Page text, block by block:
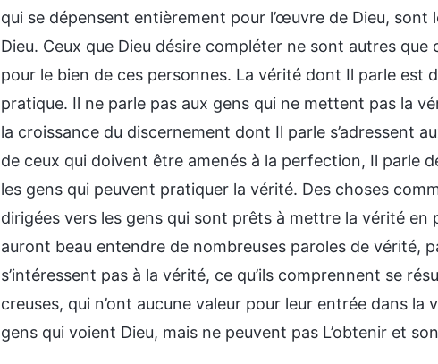
qui se dépensent entièrement pour l’œuvre de Dieu,
Dieu. Ceux que Dieu désire compléter ne sont autres
pour le bien de ces personnes. La vérité dont Il parle est
pratique. Il ne parle pas aux gens qui ne mettent pas la
la croissance du discernement dont Il parle s’adressent
de ceux qui doivent être amenés à la perfection, Il parle
les gens qui peuvent pratiquer la vérité. Des choses
dirigées vers les gens qui sont prêts à mettre la vérité
auront beau entendre de nombreuses paroles de vérité,
s’intéressent pas à la vérité, ce qu’ils comprennent se
creuses, qui n’ont aucune valeur pour leur entrée dans la
gens qui voient Dieu, mais ne peuvent pas L’obtenir et